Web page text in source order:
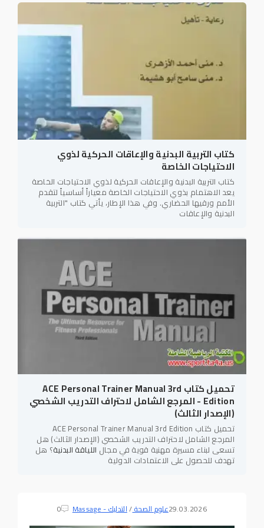
كتاب التربية البدنية والإعاقات الحركية لذوي
الاحتياجات الخاصة
كتاب التربية البدنية والإعاقات الحركية لذوي الاحتياجات الخاصة
يعد الاهتمام بذوي الاحتياجات الخاصة معياراً أساسياً لتقدم
الأمم ورقيها الحضاري. وفي هذا الإطار، يأتي كتاب "التربية
البدنية والإعاقات
تحميل كتاب ACE Personal Trainer Manual 3rd
Edition - المرجع الشامل لاحتراف التدريب الشخصي
(الإصدار الثالث)
تحميل كتاب ACE Personal Trainer Manual 3rd Edition
المرجع الشامل لاحتراف التدريب الشخصي (الإصدار الثالث) هل
تسعى لبناء مسيرة مهنية قوية في مجال اللياقة البدنية؟ هل
تهدف للحصول على الاعتمادات الدولية
29.03.2026علوم الصحة/التدليك - Massage 0